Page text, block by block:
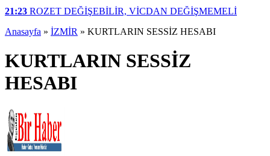
21:23 ROZET DEĞİŞEBİLİR, VİCDAN DEĞİŞMEMELİ
Anasayfa » İZMİR » KURTLARIN SESSİZ HESABI
KURTLARIN SESSİZ
HESABI